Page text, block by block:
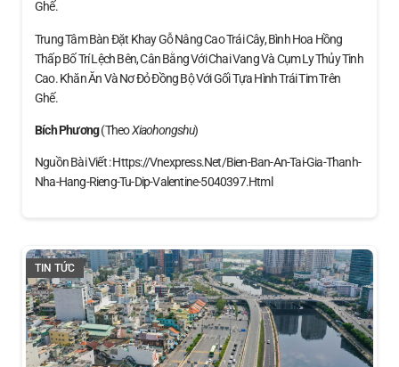
Ghế.
Trung Tâm Bàn Đặt Khay Gỗ Nâng Cao Trái Cây, Bình Hoa Hồng
Thấp Bố Trí Lệch Bên, Cân Bằng Với Chai Vang Và Cụm Ly Thủy Tinh
Cao. Khăn Ăn Và Nơ Đỏ Đồng Bộ Với Gối Tựa Hình Trái Tim Trên
Ghế.
Bích Phương(theoXiaohongshu)
Nguồn Bài Viết : Https://vnexpress.net/bien-Ban-An-Tai-Gia-Thanh-
Nha-Hang-Rieng-Tu-Dip-Valentine-5040397.html
TIN TỨC